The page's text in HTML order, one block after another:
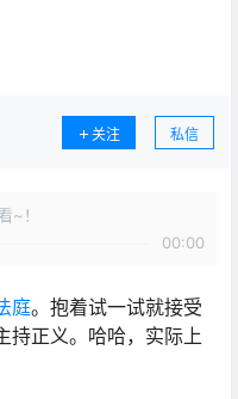
关注 私信
~！
00:00
庭。抱着试一试就接受
持正义。哈哈，实际上